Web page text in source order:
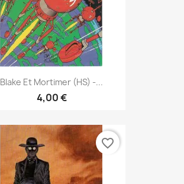
Blake Et Mortimer (HS) -...
4,00 €
favorite_border